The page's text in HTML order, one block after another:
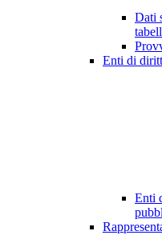
Dati
Enti di
Enti